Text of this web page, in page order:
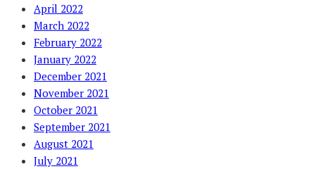
April 2022
March 2022
February 2022
January 2022
December 2021
November 2021
October 2021
September 2021
August 2021
July 2021